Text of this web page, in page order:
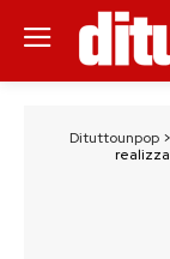
Dituttounpop>